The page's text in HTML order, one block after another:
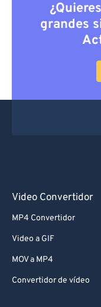
grandes
Video Convertidor
MP4 Convertidor
Video a GIF
MOV a MP4
Convertidor de vídeo